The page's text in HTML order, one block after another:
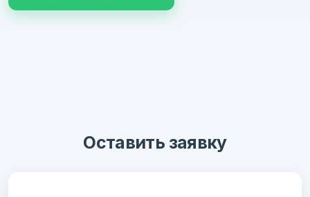
Оставить заявку